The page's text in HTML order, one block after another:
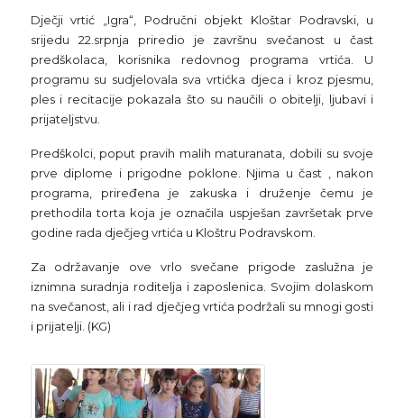
Dječji vrtić „Igra“, Područni objekt Kloštar Podravski, u
srijedu 22.srpnja priredio je završnu svečanost u čast
predškolaca, korisnika redovnog programa vrtića. U
programu su sudjelovala sva vrtićka djeca i kroz pjesmu,
ples i recitacije pokazala što su naučili o obitelji, ljubavi i
prijateljstvu.
Predškolci, poput pravih malih maturanata, dobili su svoje
prve diplome i prigodne poklone. Njima u čast , nakon
programa, priređena je zakuska i druženje čemu je
prethodila torta koja je označila uspješan završetak prve
godine rada dječjeg vrtića u Kloštru Podravskom.
Za održavanje ove vrlo svečane prigode zaslužna je
iznimna suradnja roditelja i zaposlenica. Svojim dolaskom
na svečanost, ali i rad dječjeg vrtića podržali su mnogi gosti
i prijatelji. (KG)